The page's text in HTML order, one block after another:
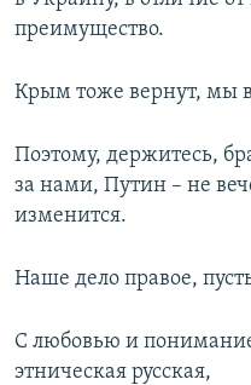
преимущество.
Крым тоже вернут, мы
Поэтому, держитесь,
за нами, Путин – не
изменится.
Наше дело правое,
С любовью и
этническая русская,